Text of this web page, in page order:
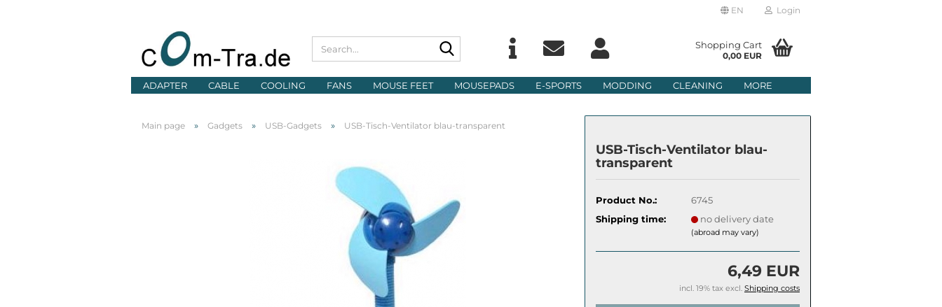
EN
Change language
Delivery country
Login
Email
Create a new account
Forgot password?
Shopping Cart
0,00 EUR
ADAPTER CABLE COOLING FANS MOUSE FEET MOUSEPADS E-SPORTS MODDING CLEANING MORE
Main page » Gadgets » USB-Gadgets » USB-Tisch-Ventilator blau-transparent
USB-Tisch-Ventilator blau-
transparent
Product No.:
6745
Shipping time:
no delivery date
(abroad may vary)
6,49 EUR
incl. 19% tax excl. Shipping costs